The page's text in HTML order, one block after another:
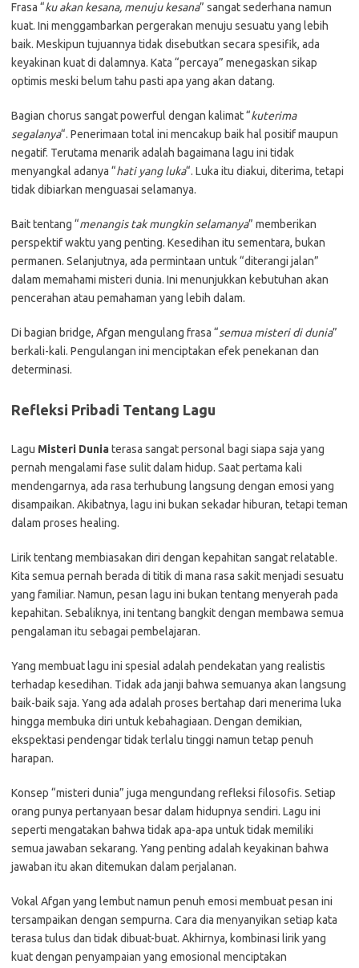
Frasa “ku akan kesana, menuju kesana” sangat sederhana namun
kuat. Ini menggambarkan pergerakan menuju sesuatu yang lebih
baik. Meskipun tujuannya tidak disebutkan secara spesifik, ada
keyakinan kuat di dalamnya. Kata “percaya” menegaskan sikap
optimis meski belum tahu pasti apa yang akan datang.
Bagian chorus sangat powerful dengan kalimat “kuterima
segalanya“. Penerimaan total ini mencakup baik hal positif maupun
negatif. Terutama menarik adalah bagaimana lagu ini tidak
menyangkal adanya “hati yang luka“. Luka itu diakui, diterima, tetapi
tidak dibiarkan menguasai selamanya.
Bait tentang “menangis tak mungkin selamanya” memberikan
perspektif waktu yang penting. Kesedihan itu sementara, bukan
permanen. Selanjutnya, ada permintaan untuk “diterangi jalan”
dalam memahami misteri dunia. Ini menunjukkan kebutuhan akan
pencerahan atau pemahaman yang lebih dalam.
Di bagian bridge, Afgan mengulang frasa “semua misteri di dunia”
berkali-kali. Pengulangan ini menciptakan efek penekanan dan
determinasi.
Refleksi Pribadi Tentang Lagu
Lagu Misteri Duniaterasa sangat personal bagi siapa saja yang
pernah mengalami fase sulit dalam hidup. Saat pertama kali
mendengarnya, ada rasa terhubung langsung dengan emosi yang
disampaikan. Akibatnya, lagu ini bukan sekadar hiburan, tetapi teman
dalam proses healing.
Lirik tentang membiasakan diri dengan kepahitan sangat relatable.
Kita semua pernah berada di titik di mana rasa sakit menjadi sesuatu
yang familiar. Namun, pesan lagu ini bukan tentang menyerah pada
kepahitan. Sebaliknya, ini tentang bangkit dengan membawa semua
pengalaman itu sebagai pembelajaran.
Yang membuat lagu ini spesial adalah pendekatan yang realistis
terhadap kesedihan. Tidak ada janji bahwa semuanya akan langsung
baik-baik saja. Yang ada adalah proses bertahap dari menerima luka
hingga membuka diri untuk kebahagiaan. Dengan demikian,
ekspektasi pendengar tidak terlalu tinggi namun tetap penuh
harapan.
Konsep “misteri dunia” juga mengundang refleksi filosofis. Setiap
orang punya pertanyaan besar dalam hidupnya sendiri. Lagu ini
seperti mengatakan bahwa tidak apa-apa untuk tidak memiliki
semua jawaban sekarang. Yang penting adalah keyakinan bahwa
jawaban itu akan ditemukan dalam perjalanan.
Vokal Afgan yang lembut namun penuh emosi membuat pesan ini
tersampaikan dengan sempurna. Cara dia menyanyikan setiap kata
terasa tulus dan tidak dibuat-buat. Akhirnya, kombinasi lirik yang
kuat dengan penyampaian yang emosional menciptakan